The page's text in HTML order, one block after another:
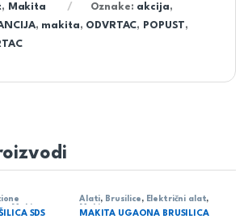
, Makita Oznake: akcija,
, makita, ODVRTAC, POPUST,
SDS
Alati, Brusilice , Električni alat,
MAKITA UGAONA BRUSILICA